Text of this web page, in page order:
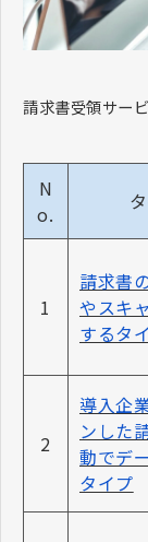
請求書受領サー
N
o.
1
請求書
やスキ
するタ
2
導入企
ンした
動でデ
タイプ